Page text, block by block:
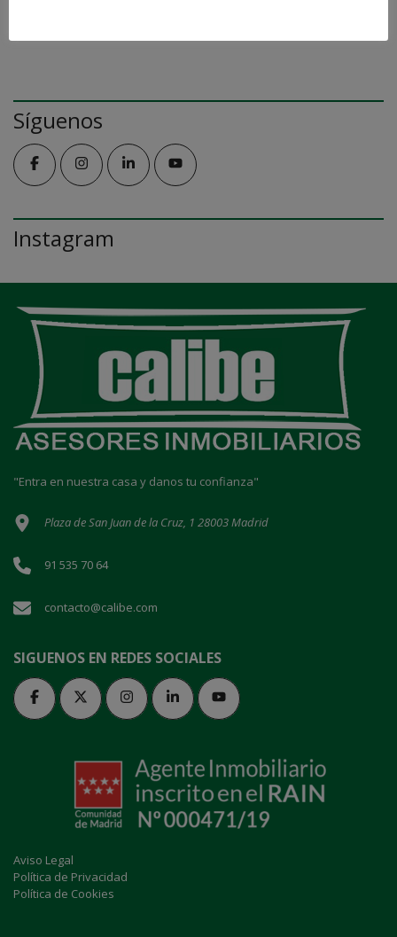
Síguenos
Instagram
"Entra en nuestra casa y danos tu confianza"
Plaza de San Juan de la Cruz, 1 28003 Madrid
91 535 70 64
contacto@calibe.com
SIGUENOS EN REDES SOCIALES
Aviso Legal
Política de Privacidad
Política de Cookies